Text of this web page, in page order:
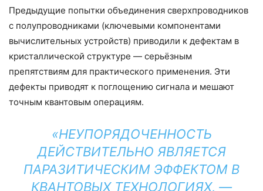
Предыдущие попытки объединения сверхпроводников
с полупроводниками (ключевыми компонентами
вычислительных устройств) приводили к дефектам в
кристаллической структуре — серьёзным
препятствиям для практического применения. Эти
дефекты приводят к поглощению сигнала и мешают
точным квантовым операциям.
«НЕУПОРЯДОЧЕННОСТЬ
ДЕЙСТВИТЕЛЬНО ЯВЛЯЕТСЯ
ПАРАЗИТИЧЕСКИМ ЭФФЕКТОМ В
КВАНТОВЫХ ТЕХНОЛОГИЯХ, —